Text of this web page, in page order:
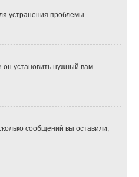
устранения проблемы.
установить нужный вам
сообщений вы оставили,